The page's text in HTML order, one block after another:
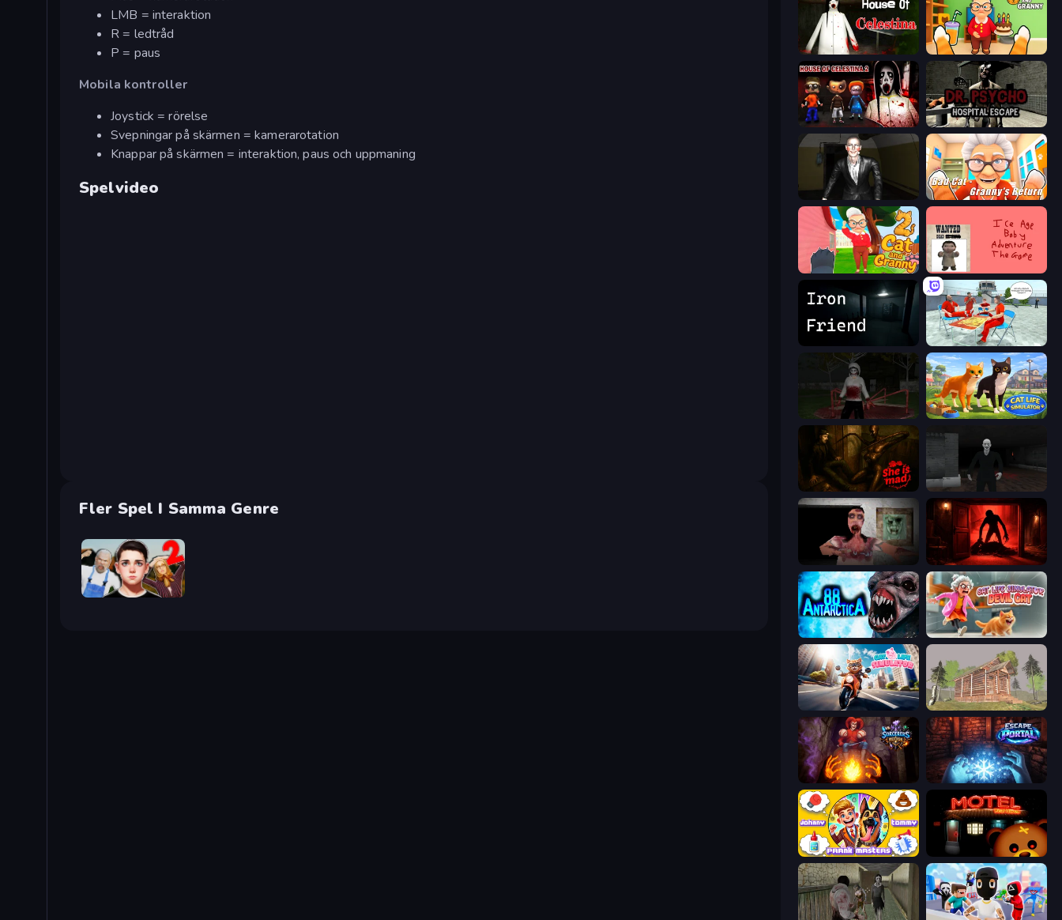
LMB = interaktion
R = ledtråd
P = paus
Mobila kontroller
Joystick = rörelse
Svepningar på skärmen = kamerarotation
Knappar på skärmen = interaktion, paus och uppmaning
Spelvideo
Fler Spel I Samma Genre
Schoolboy Escape 2
House of Celestina Cat and Granny
House of Celestina: Chapter Two Dr. Psycho: Hospital Escape
Case: Smile 2 Bad Cat - Granny's Return
Cat and Granny 2
Alcatraz Prison Escape Plan
Jeff the Killer: Horrendous Smile Cat Life Simulator 3D
She is Mad Case: Smile
Silent House Doors Castle
Antarctica 88 Cat Life Simulator: Devil Cat
Cat Life Simulator Survive In The Forest
Sorcerers Refuge Escape Portal
Johnny n Tommy - Prank Masters Bear Haven